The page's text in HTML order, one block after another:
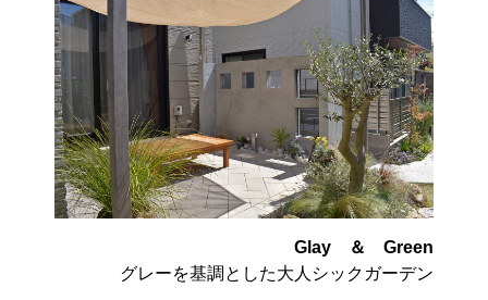
Glay ＆ Green
グレーを基調とした大人シックガーデン